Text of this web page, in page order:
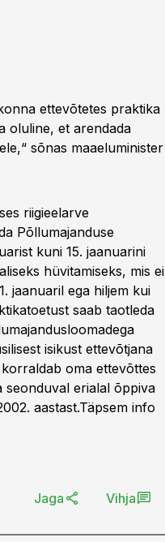
ettevõtetes praktika
oluline, et arendada
sõnas maaeluminister
riigieelarve
Põllumajanduse
kuni 15. jaanuarini
hüvitamiseks, mis ei
jaanuaril ega hiljem kui
saab taotleda
isikust ettevõtjana
oma ettevõttes
seonduval erialal õppiva
aastast.Täpsem info
Jaga Vihja